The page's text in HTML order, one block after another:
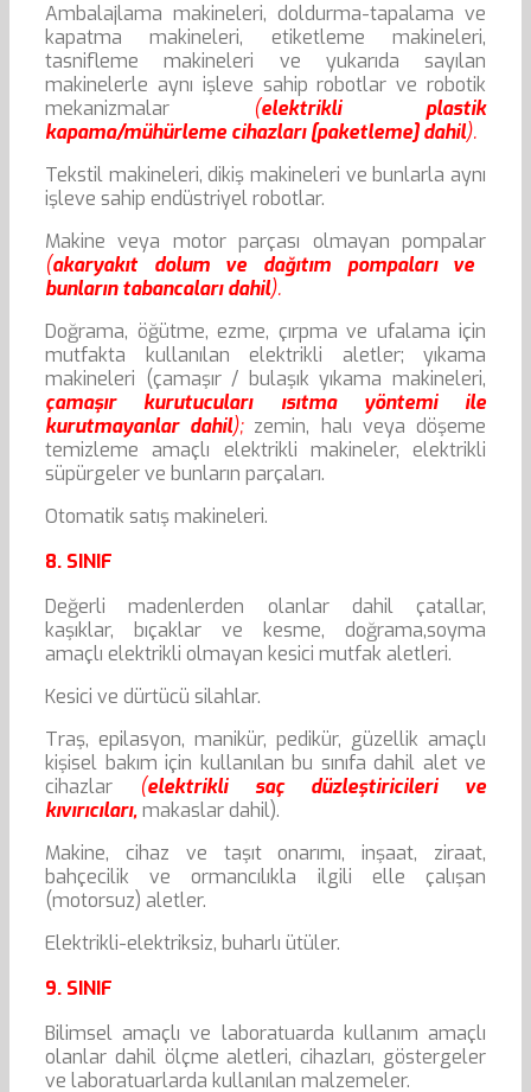
Ambalajlama makineleri, doldurma-tapalama ve
kapatma makineleri, etiketleme makineleri,
tasnifleme makineleri ve yukarıda sayılan
makinelerle aynı işleve sahip robotlar ve robotik
mekanizmalar (elektrikli plastik
kapama/mühürleme cihazları [paketleme] dahil).
Tekstil makineleri, dikiş makineleri ve bunlarla aynı
işleve sahip endüstriyel robotlar.
Makine veya motor parçası olmayan pompalar
(akaryakıt dolum ve dağıtım pompaları ve
bunların tabancaları dahil).
Doğrama, öğütme, ezme, çırpma ve ufalama için
mutfakta kullanılan elektrikli aletler; yıkama
makineleri (çamaşır / bulaşık yıkama makineleri,
çamaşır kurutucuları ısıtma yöntemi ile
kurutmayanlar dahil); zemin, halı veya döşeme
temizleme amaçlı elektrikli makineler, elektrikli
süpürgeler ve bunların parçaları.
Otomatik satış makineleri.
8. SINIF
Değerli madenlerden olanlar dahil çatallar,
kaşıklar, bıçaklar ve kesme, doğrama,soyma
amaçlı elektrikli olmayan kesici mutfak aletleri.
Kesici ve dürtücü silahlar.
Traş, epilasyon, manikür, pedikür, güzellik amaçlı
kişisel bakım için kullanılan bu sınıfa dahil alet ve
cihazlar (elektrikli saç düzleştiricileri ve
kıvırıcıları,makaslar dahil).
Makine, cihaz ve taşıt onarımı, inşaat, ziraat,
bahçecilik ve ormancılıkla ilgili elle çalışan
(motorsuz) aletler.
Elektrikli-elektriksiz, buharlı ütüler.
9. SINIF
Bilimsel amaçlı ve laboratuarda kullanım amaçlı
olanlar dahil ölçme aletleri, cihazları, göstergeler
ve laboratuarlarda kullanılan malzemeler.